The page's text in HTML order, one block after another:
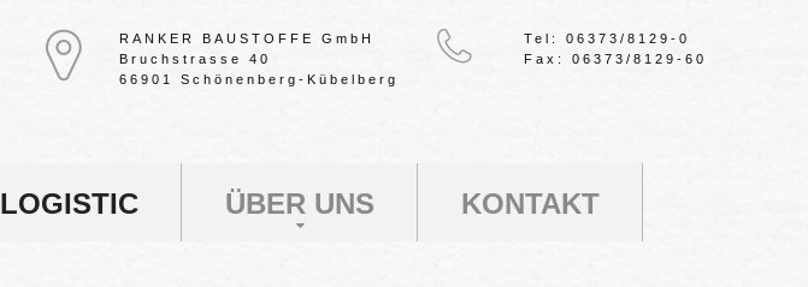
RANKER BAUSTOFFE GmbH
Bruchstrasse 40
66901 Schönenberg-Kübelberg
Tel: 06373/8129-0
Fax: 06373/8129-60
LOGISTIC ÜBER UNS KONTAKT